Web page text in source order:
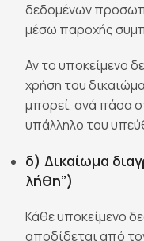
δεδομένων
μέσω παροχής
Αν το υποκείμενο
χρήση του
μπορεί, ανά πάσα
υπάλληλο του
δ) Δικαίωμα
λήθη”)
Κάθε υποκείμενο
αποδίδεται από